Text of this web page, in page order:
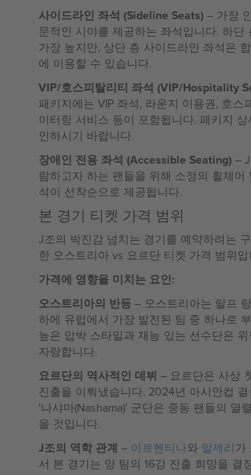
사이드라인 좌석 (Sideline Seats) – 가장
문적인 시야를 제공하는 좌석입니다. 하단
가장 높지만, 상단 층 사이드라인 좌석은
에 이용할 수 있습니다.
VIP/호스피탈리티 좌석 (VIP/Hospitality
패키지에는 VIP 좌석, 라운지 이용권, 호스
이터링 서비스 등이 포함됩니다. 패키지
인하시기 바랍니다.
장애인 전용 좌석 (Accessible Seating) –
람하고자 하는 팬들을 위해 소정의 휠체어
석이 선착순으로 제공됩니다.
본 경기 티켓 가격 범위
J조의 박진감 넘치는 경기를 예약하려는
한 오스트리아 vs 요르단 티켓 가격 범위입
가격에 영향을 미치는 요인:
오스트리아의 반등 – 오스트리아는 랄프
하에 유럽에서 가장 발전된 팀 중 하나로
높은 압박 스타일과 재능 있는 선수단은
자랑합니다.
요르단의 역사적인 데뷔 – 요르단은 사상
진출을 이뤄냈습니다. 2024년 아시안컵
'나샤마(Nashama)' 군단은 중동 팬들의 열
을 것입니다.
J조의 역학 관계 – 아르헨티나와 알제리가
서 본 경기는 양 팀의 16강 진출 희망을 결